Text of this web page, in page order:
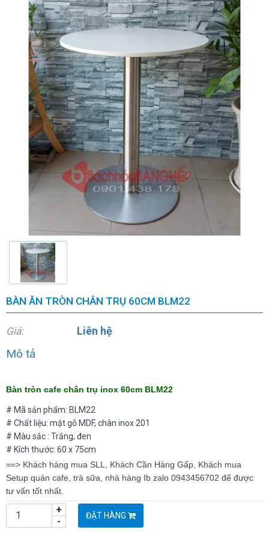
BÀN ĂN TRÒN CHÂN TRỤ 60CM BLM22
Giá: Liên hệ
Mô tả
Bàn tròn cafe chân trụ inox 60cm BLM22
# Mã sản phẩm: BLM22
# Chất liệu: mặt gỗ MDF, chân inox 201
# Màu sắc : Trắng, đen
# Kích thước: 60 x 75cm
==> Khách hàng mua SLL, Khách Cần Hàng Gấp, Khách mua
Setup quán cafe, trà sữa, nhà hàng Ib zalo 0943456702 để được
tư vấn tốt nhất.
-
+ ĐẶT HÀNG